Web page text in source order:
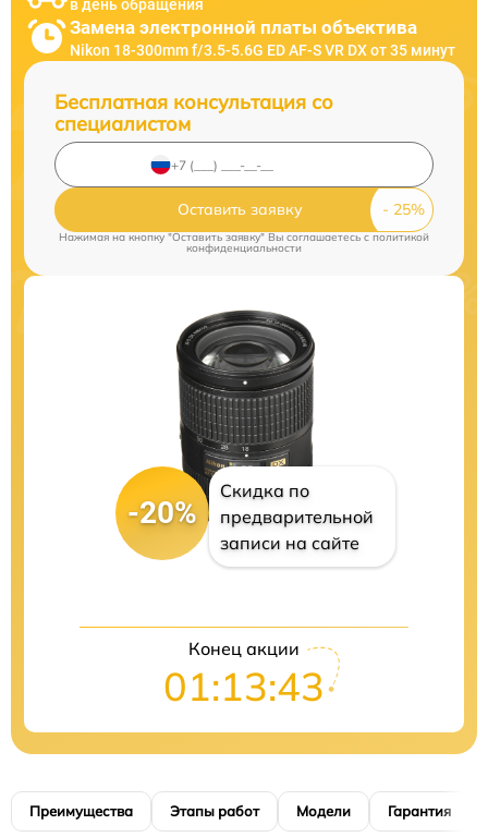
в день обращения
Замена электронной платы объектива
Nikon 18-300mm f/3.5-5.6G ED AF-S VR DX от 35 минут
Бесплатная консультация со
специалистом
Оставить заявку
Нажимая на кнопку "Оставить заявку" Вы соглашаетесь cполитикой
конфиденциальности
-20%
Скидка по
предварительной
записи на сайте
Конец акции
01:13:42
Преимущества Этапы работ Модели Гарантия